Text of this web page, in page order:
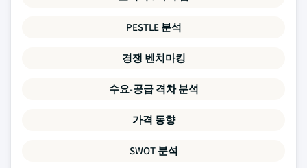
PESTLE 분석
경쟁 벤치마킹
수요-공급 격차 분석
가격 동향
SWOT 분석